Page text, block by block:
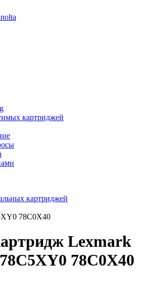
картриджей
картриджей
78C0X40
Lexmark
78C0X40